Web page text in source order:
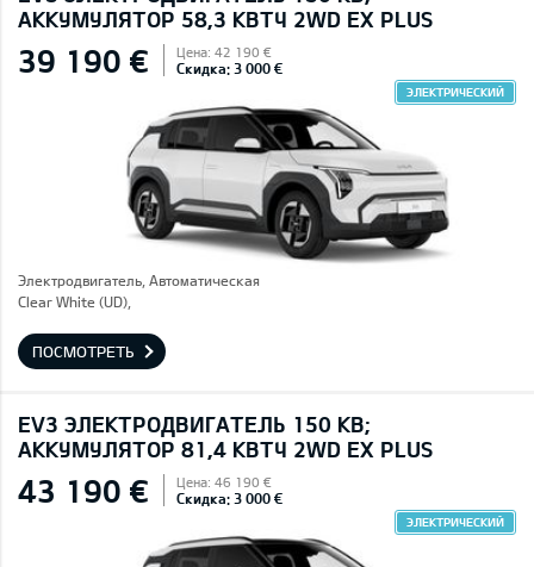
AККУМУЛЯТОР 58,3 КВТЧ 2WD EX PLUS
39 190 € Цена: 42 190 €
Скидка: 3 000 €
ЭЛЕКТРИЧЕСКИЙ
Электродвигатель, Автоматическая
Clear White (UD),
ПОСМОТРЕТЬ
EV3 ЭЛЕКТРОДВИГАТЕЛЬ 150 КВ;
AККУМУЛЯТОР 81,4 КВТЧ 2WD EX PLUS
43 190 € Цена: 46 190 €
Скидка: 3 000 €
ЭЛЕКТРИЧЕСКИЙ